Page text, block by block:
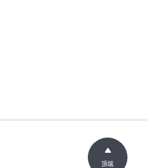
頂端